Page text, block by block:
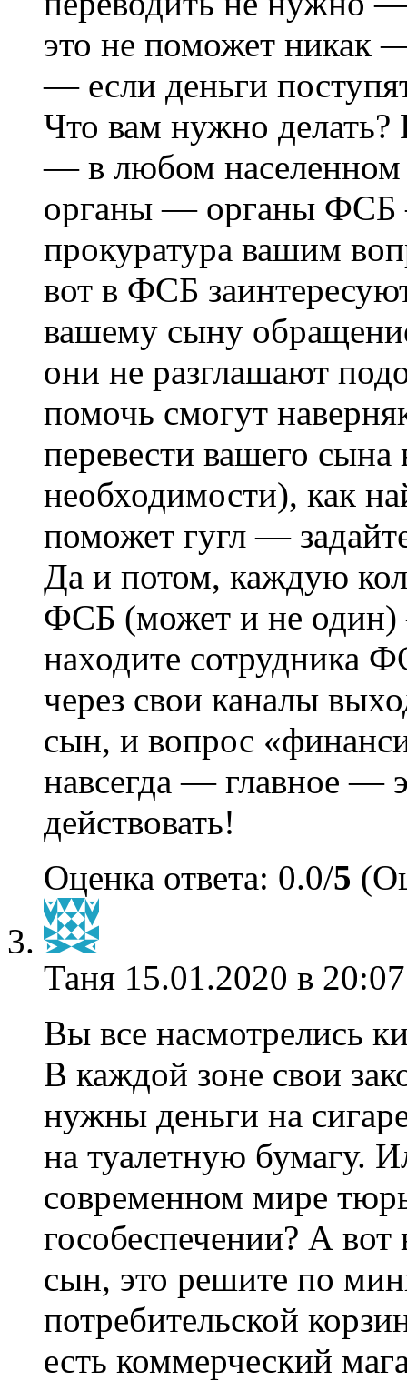
это не поможет никак
— если деньги
Что вам нужно делать?
— в любом населенном
органы — органы
прокуратура вашим
вот в ФСБ
вашему сыну
они не разглашают
помочь смогут
перевести вашего
необходимости), как
поможет гугл —
Да и потом, каждую
ФСБ (может и не один)
находите сотрудника
через свои каналы
сын, и вопрос
навсегда — главное —
действовать!
Оценка ответа: 0.0/5
Таня 15.01.2020 в
Вы все насмотрелись
В каждой зоне свои
нужны деньги на
на туалетную бумагу.
современном мире
гособеспечении? А
сын, это решите по
потребительской
есть коммерческий